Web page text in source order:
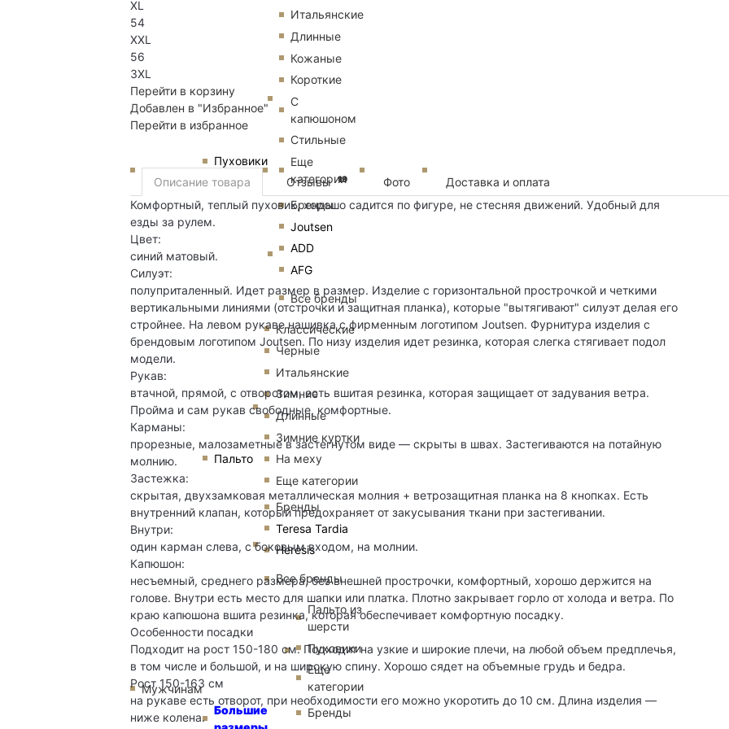
Мужчинам
Пуховики
Итальянские
Длинные
Кожаные
Короткие
С
капюшоном
Стильные
Еще
категории
Бренды
Joutsen
ADD
AFG
Все бренды
Пальто
Классические
Черные
Итальянские
Зимние
Длинные
Зимние куртки
На меху
Еще категории
Бренды
Teresa Tardia
Heresis
Все бренды
Большие
Пальто из
шерсти
Пуховики
Еще
категории
Бренды
XL
54
XXL
56
3XL
Перейти в корзину
Добавлен в "Избранное"
Перейти в избранное
Описание товара Отзывы 19 Фото
Доставка и оплата
Комфортный, теплый пуховик, хорошо садится по фигуре, не стесняя движений. Удобный для
езды за рулем.
Цвет:
синий матовый.
Силуэт:
полуприталенный. Идет размер в размер. Изделие с горизонтальной прострочкой и четкими
вертикальными линиями (отстрочки и защитная планка), которые "вытягивают" силуэт делая его
стройнее. На левом рукаве нашивка с фирменным логотипом Joutsen. Фурнитура изделия с
брендовым логотипом Joutsen. По низу изделия идет резинка, которая слегка стягивает подол
модели.
Рукав:
втачной, прямой, с отворотом, есть вшитая резинка, которая защищает от задувания ветра.
Пройма и сам рукав свободные, комфортные.
Карманы:
прорезные, малозаметные в застегнутом виде — скрыты в швах. Застегиваются на потайную
молнию.
Застежка:
скрытая, двухзамковая металлическая молния + ветрозащитная планка на 8 кнопках. Есть
внутренний клапан, который предохраняет от закусывания ткани при застегивании.
Внутри:
один карман слева, с боковым входом, на молнии.
Капюшон:
несъемный, среднего размера, без внешней прострочки, комфортный, хорошо держится на
голове. Внутри есть место для шапки или платка. Плотно закрывает горло от холода и ветра. По
краю капюшона вшита резинка, которая обеспечивает комфортную посадку.
Особенности посадки
Подходит на рост 150-180 см. Подходит на узкие и широкие плечи, на любой объем предплечья,
в том числе и большой, и на широкую спину. Хорошо сядет на объемные грудь и бедра.
Рост 150-163 см
на рукаве есть отворот, при необходимости его можно укоротить до 10 см. Длина изделия —
ниже колена.